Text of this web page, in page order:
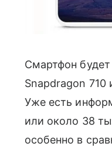
Смартфон
Snapdragon 710
Уже есть
или около 38
особенно в